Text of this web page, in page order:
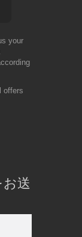
your
offers
お送